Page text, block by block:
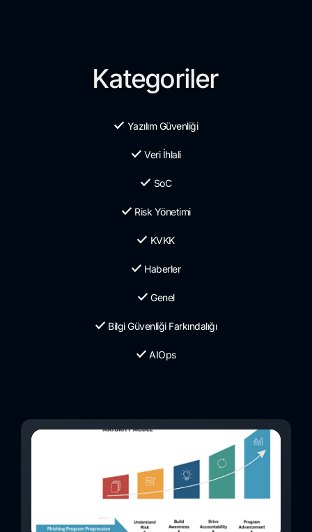
Kategoriler
Yazılım Güvenliği
Veri İhlali
SoC
Risk Yönetimi
KVKK
Haberler
Genel
Bilgi Güvenliği Farkındalığı
AIOps